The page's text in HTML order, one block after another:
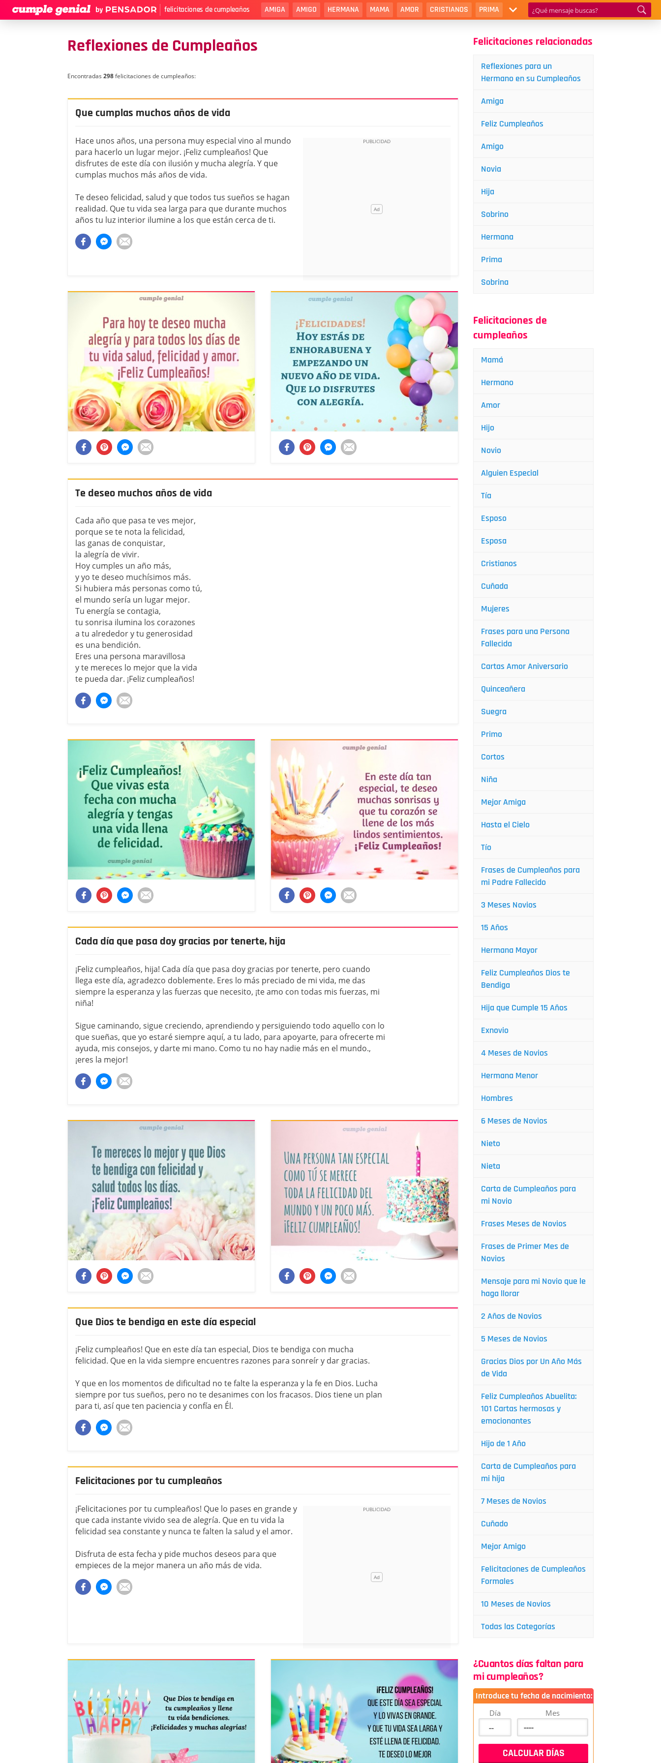
felicitaciones de cumpleaños AMIGA AMIGO HERMANA MAMA AMOR CRISTIANOS PRIMA
Reflexiones de Cumpleaños
Encontradas 298felicitaciones de cumpleaños:
Que cumplas muchos años de vida
Hace unos años, una persona muy especial vino al mundo
para hacerlo un lugar mejor. ¡Feliz cumpleaños! Que
disfrutes de este día con ilusión y mucha alegría. Y que
cumplas muchos más años de vida.
Te deseo felicidad, salud y que todos tus sueños se hagan
realidad. Que tu vida sea larga para que durante muchos
años tu luz interior ilumine a los que están cerca de ti.
Te deseo muchos años de vida
Cada año que pasa te ves mejor,
porque se te nota la felicidad,
las ganas de conquistar,
la alegría de vivir.
Hoy cumples un año más,
y yo te deseo muchísimos más.
Si hubiera más personas como tú,
el mundo sería un lugar mejor.
Tu energía se contagia,
tu sonrisa ilumina los corazones
a tu alrededor y tu generosidad
es una bendición.
Eres una persona maravillosa
y te mereces lo mejor que la vida
te pueda dar. ¡Feliz cumpleaños!
Cada día que pasa doy gracias por tenerte, hija
¡Feliz cumpleaños, hija! Cada día que pasa doy gracias por tenerte, pero cuando
llega este día, agradezco doblemente. Eres lo más preciado de mi vida, me das
siempre la esperanza y las fuerzas que necesito, ¡te amo con todas mis fuerzas, mi
niña!
Sigue caminando, sigue creciendo, aprendiendo y persiguiendo todo aquello con lo
que sueñas, que yo estaré siempre aquí, a tu lado, para apoyarte, para ofrecerte mi
ayuda, mis consejos, y darte mi mano. Como tu no hay nadie más en el mundo.,
¡eres la mejor!
Que Dios te bendiga en este día especial
¡Feliz cumpleaños! Que en este día tan especial, Dios te bendiga con mucha
felicidad. Que en la vida siempre encuentres razones para sonreír y dar gracias.
Y que en los momentos de dificultad no te falte la esperanza y la fe en Dios. Lucha
siempre por tus sueños, pero no te desanimes con los fracasos. Dios tiene un plan
para ti, así que ten paciencia y confía en Él.
Felicitaciones por tu cumpleaños
¡Felicitaciones por tu cumpleaños! Que lo pases en grande y
que cada instante vivido sea de alegría. Que en tu vida la
felicidad sea constante y nunca te falten la salud y el amor.
Disfruta de esta fecha y pide muchos deseos para que
empieces de la mejor manera un año más de vida.
Felicitaciones relacionadas
Reflexiones para un
Hermano en su Cumpleaños
Amiga
Feliz Cumpleaños
Amigo
Novia
Hija
Sobrino
Hermana
Prima
Sobrina
Felicitaciones de
cumpleaños
Mamá
Hermano
Amor
Hijo
Novio
Alguien Especial
Tía
Esposo
Esposa
Cristianos
Cuñada
Mujeres
Frases para una Persona
Fallecida
Cartas Amor Aniversario
Quinceañera
Suegra
Primo
Cortos
Niña
Mejor Amiga
Hasta el Cielo
Tío
Frases de Cumpleaños para
mi Padre Fallecido
3 Meses Novios
15 Años
Hermana Mayor
Feliz Cumpleaños Dios te
Bendiga
Hija que Cumple 15 Años
Exnovio
4 Meses de Novios
Hermana Menor
Hombres
6 Meses de Novios
Nieto
Nieta
Carta de Cumpleaños para
mi Novio
Frases Meses de Novios
Frases de Primer Mes de
Novios
Mensaje para mi Novio que le
haga llorar
2 Años de Novios
5 Meses de Novios
Gracias Dios por Un Año Más
de Vida
Feliz Cumpleaños Abuelita:
101 Cartas hermosas y
emocionantes
Hijo de 1 Año
Carta de Cumpleaños para
mi hija
7 Meses de Novios
Cuñado
Mejor Amigo
Felicitaciones de Cumpleaños
Formales
10 Meses de Novios
Todas las Categorías
¿Cuantos días faltan para
mi cumpleaños?
Introduce tu fecha de nacimiento:
Día Mes